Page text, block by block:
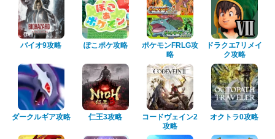
バイオ9攻略 ぽこポケ攻略
ポケモンFRLG攻
略
ドラクエ7リメイ
ク攻略
ダークルギア攻略 仁王3攻略
コードヴェイン2
攻略
オクトラ0攻略